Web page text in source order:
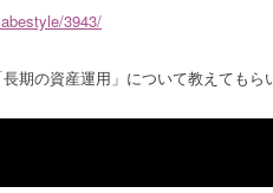
3943/
期の資産運用」について教えてもら